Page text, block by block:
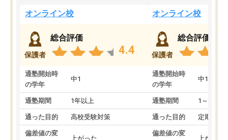
オンライン校
保護者
総合評価
4.4
通塾開始時
の学年
中1
通塾期間 1年以上
通った目的 高校受験対策
偏差値の変
上がった
オンライン校
保護者
総合評価
通塾開始時
の学年
中1
通塾期間 1～3ヵ月
通った目的 定期テス
偏差値の変
上がった